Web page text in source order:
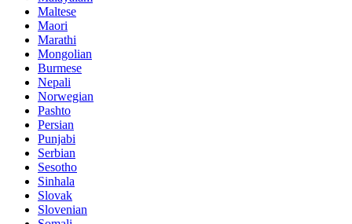
Maltese
Maori
Marathi
Mongolian
Burmese
Nepali
Norwegian
Pashto
Persian
Punjabi
Serbian
Sesotho
Sinhala
Slovak
Slovenian